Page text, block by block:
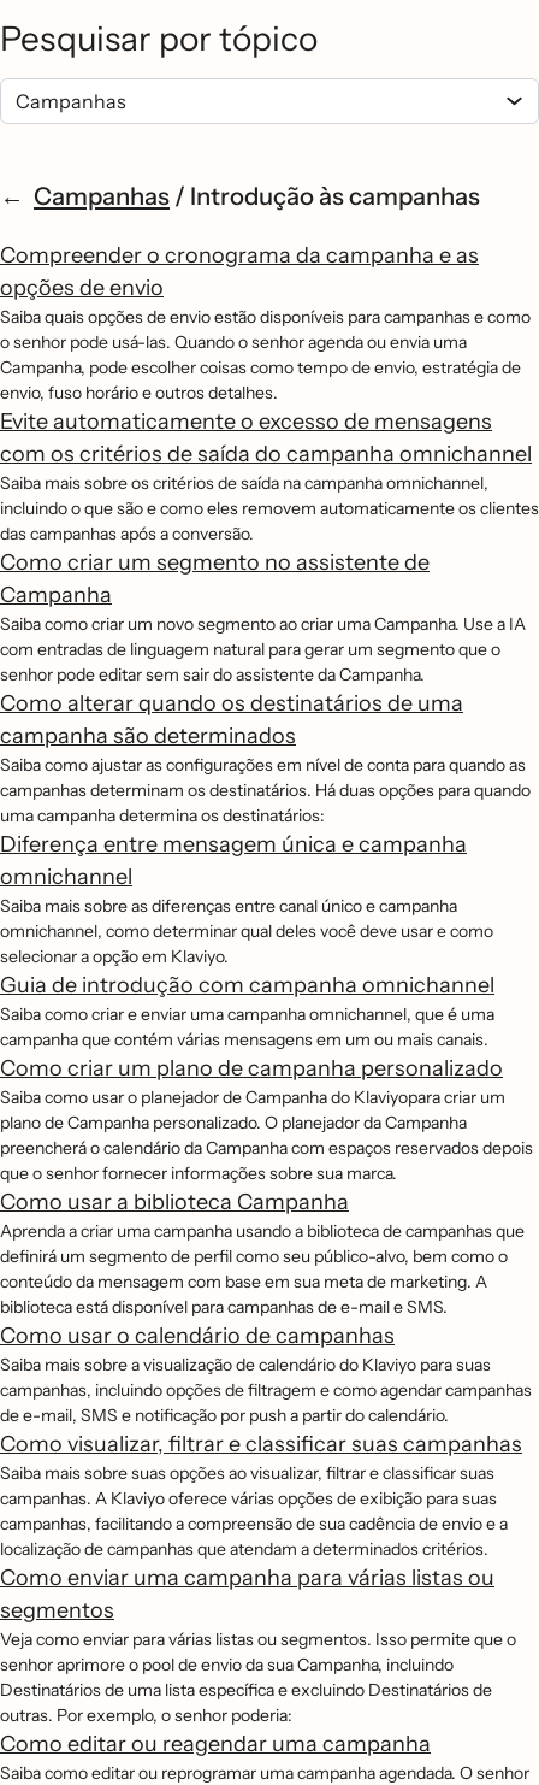
Pesquisar por tópico
Campanhas / Introdução às campanhas
Compreender o cronograma da campanha e as
opções de envio
Saiba quais opções de envio estão disponíveis para campanhas e como
o senhor pode usá-las. Quando o senhor agenda ou envia uma
Campanha, pode escolher coisas como tempo de envio, estratégia de
envio, fuso horário e outros detalhes.
Evite automaticamente o excesso de mensagens
com os critérios de saída do campanha omnichannel
Saiba mais sobre os critérios de saída na campanha omnichannel,
incluindo o que são e como eles removem automaticamente os clientes
das campanhas após a conversão.
Como criar um segmento no assistente de
Campanha
Saiba como criar um novo segmento ao criar uma Campanha. Use a IA
com entradas de linguagem natural para gerar um segmento que o
senhor pode editar sem sair do assistente da Campanha.
Como alterar quando os destinatários de uma
campanha são determinados
Saiba como ajustar as configurações em nível de conta para quando as
campanhas determinam os destinatários. Há duas opções para quando
uma campanha determina os destinatários:
Diferença entre mensagem única e campanha
omnichannel
Saiba mais sobre as diferenças entre canal único e campanha
omnichannel, como determinar qual deles você deve usar e como
selecionar a opção em Klaviyo.
Guia de introdução com campanha omnichannel
Saiba como criar e enviar uma campanha omnichannel, que é uma
campanha que contém várias mensagens em um ou mais canais.
Como criar um plano de campanha personalizado
Saiba como usar o planejador de Campanha do Klaviyopara criar um
plano de Campanha personalizado. O planejador da Campanha
preencherá o calendário da Campanha com espaços reservados depois
que o senhor fornecer informações sobre sua marca.
Como usar a biblioteca Campanha
Aprenda a criar uma campanha usando a biblioteca de campanhas que
definirá um segmento de perfil como seu público-alvo, bem como o
conteúdo da mensagem com base em sua meta de marketing. A
biblioteca está disponível para campanhas de e-mail e SMS.
Como usar o calendário de campanhas
Saiba mais sobre a visualização de calendário do Klaviyo para suas
campanhas, incluindo opções de filtragem e como agendar campanhas
de e-mail, SMS e notificação por push a partir do calendário.
Como visualizar, filtrar e classificar suas campanhas
Saiba mais sobre suas opções ao visualizar, filtrar e classificar suas
campanhas. A Klaviyo oferece várias opções de exibição para suas
campanhas, facilitando a compreensão de sua cadência de envio e a
localização de campanhas que atendam a determinados critérios.
Como enviar uma campanha para várias listas ou
segmentos
Veja como enviar para várias listas ou segmentos. Isso permite que o
senhor aprimore o pool de envio da sua Campanha, incluindo
Destinatários de uma lista específica e excluindo Destinatários de
outras. Por exemplo, o senhor poderia:
Como editar ou reagendar uma campanha
Saiba como editar ou reprogramar uma campanha agendada. O senhor